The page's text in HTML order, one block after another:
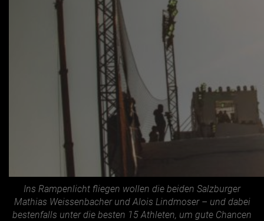
Ins Rampenlicht fliegen wollen die beiden Salzburger
Mathias Weissenbacher und Alois Lindmoser – und dabei
bestenfalls unter die besten 15 Athleten, um gute Chancen